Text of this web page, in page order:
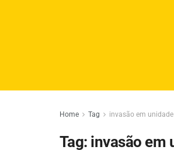
Home Tag invasão em
Tag: invasão em